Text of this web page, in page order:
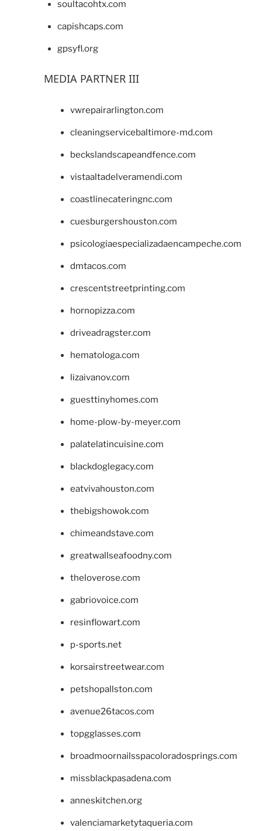
soultacohtx.com
capishcaps.com
gpsyfl.org
MEDIA PARTNER III
vwrepairarlington.com
cleaningservicebaltimore-md.com
beckslandscapeandfence.com
vistaaltadelveramendi.com
coastlinecateringnc.com
cuesburgershouston.com
psicologiaespecializadaencampeche.com
dmtacos.com
crescentstreetprinting.com
hornopizza.com
driveadragster.com
hematologa.com
lizaivanov.com
guesttinyhomes.com
home-plow-by-meyer.com
palatelatincuisine.com
blackdoglegacy.com
eatvivahouston.com
thebigshowok.com
chimeandstave.com
greatwallseafoodny.com
theloverose.com
gabriovoice.com
resinflowart.com
p-sports.net
korsairstreetwear.com
petshopallston.com
avenue26tacos.com
topgglasses.com
broadmoornailsspacoloradosprings.com
missblackpasadena.com
anneskitchen.org
valenciamarketytaqueria.com